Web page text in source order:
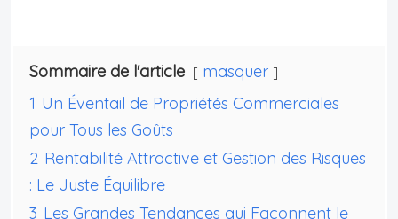
Sommaire de l'article
masquer
1 Un Éventail de Propriétés Commerciales
pour Tous les Goûts
2 Rentabilité Attractive et Gestion des Risques
: Le Juste Équilibre
3 Les Grandes Tendances qui Façonnent le